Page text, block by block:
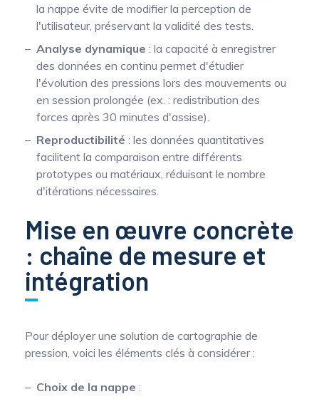
la nappe évite de modifier la perception de
l'utilisateur, préservant la validité des tests.
Analyse dynamique : la capacité à enregistrer
des données en continu permet d'étudier
l'évolution des pressions lors des mouvements ou
en session prolongée (ex. : redistribution des
forces après 30 minutes d'assise).
Reproductibilité : les données quantitatives
facilitent la comparaison entre différents
prototypes ou matériaux, réduisant le nombre
d'itérations nécessaires.
Mise en œuvre concrète
: chaîne de mesure et
intégration
Pour déployer une solution de cartographie de
pression, voici les éléments clés à considérer :
Choix de la nappe :